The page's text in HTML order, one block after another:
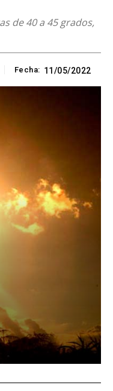
de 40 a 45 grados,
Fecha: 11/05/2022